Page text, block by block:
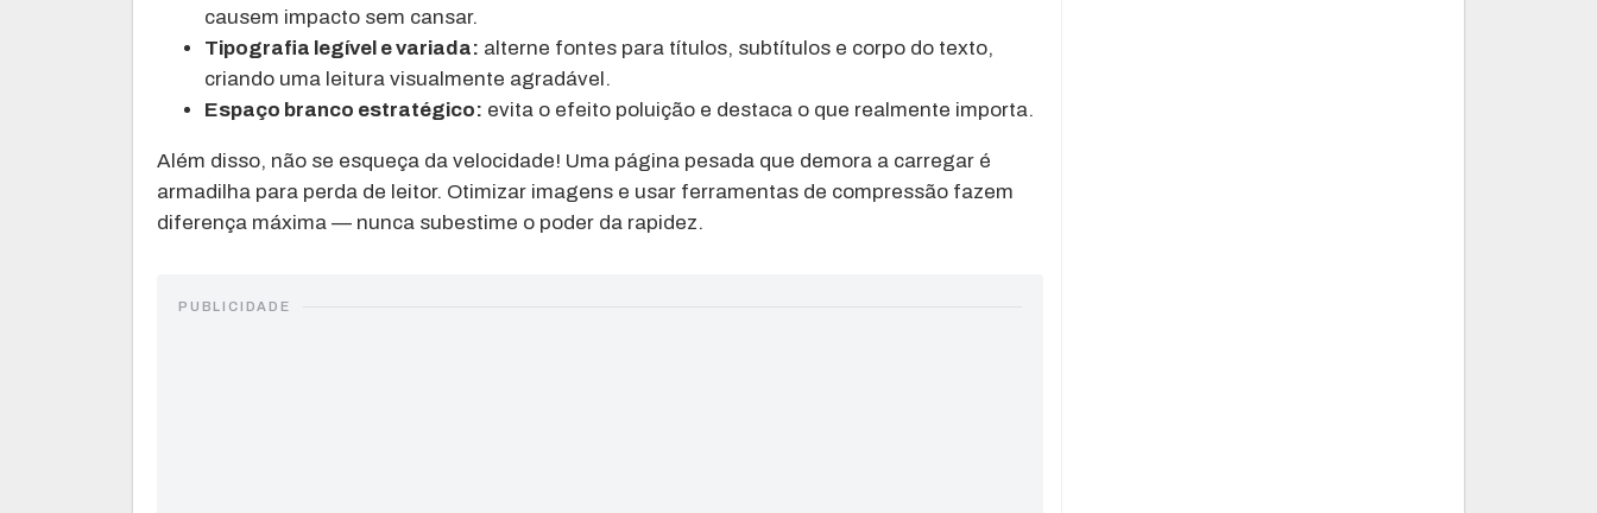
causem impacto sem cansar.
Tipografia legível e variada: alterne fontes para títulos, subtítulos e corpo do texto,
criando uma leitura visualmente agradável.
Espaço branco estratégico: evita o efeito poluição e destaca o que realmente importa.
Além disso, não se esqueça da velocidade! Uma página pesada que demora a carregar é
armadilha para perda de leitor. Otimizar imagens e usar ferramentas de compressão fazem
diferença máxima — nunca subestime o poder da rapidez.
PUBLICIDADE